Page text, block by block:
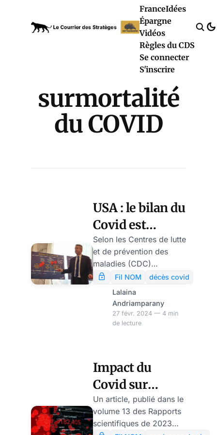
FranceIdées
Épargne
Vidéos
Règles du CDS
Se connecter
S'inscrire
surmortalité
du COVID
USA : le bilan du
Covid est
largement
sous-estimé,
selon une étude
Selon les Centres de lutte
et de prévention des
maladies (CDC)
américains, le Covid-19 a
fait plus de 1,1 million de
décès aux Etats-Unis,
soit le pays le plus
endeuillé. Mais une
lié au Covid aux USA
serait probablement
supérieur d’au moins 16
% au décompte officiel,
les chercheurs
l’expliquent par un
Fil NOM
décès covid
Lalaina
Andriamparany
27 févr. 2024 — 4 min
de lecture
Impact du
Covid sur
l’espérance de
vie dans 27
Un article, publié dans le
volume 13 des Rapports
scientifiques de 2023